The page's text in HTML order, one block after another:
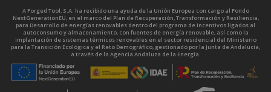
A Forged Tool, S.A. ha recibido una ayuda de la Unión Europea con cargo al Fondo
NextGenerationEU, en el marco del Plan de Recuperación, Transformación y Resiliencia,
para Desarrollo de energías renovables dentro del programa de incentivos ligados al
autoconsumo y almacenamiento, con fuentes de energía renovable, así como la
implantación de sistemas térmicos renovables en el sector residencial del Ministerio
para la Transición Ecológica y el Reto Demográfico, gestionado por la Junta de Andalucía,
a través de la Agencia Andaluza de la Energía.